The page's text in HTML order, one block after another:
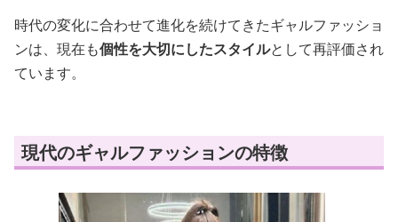
時代の変化に合わせて進化を続けてきたギャルファッショ
ンは、現在も個性を大切にしたスタイルとして再評価され
ています。
現代のギャルファッションの特徴